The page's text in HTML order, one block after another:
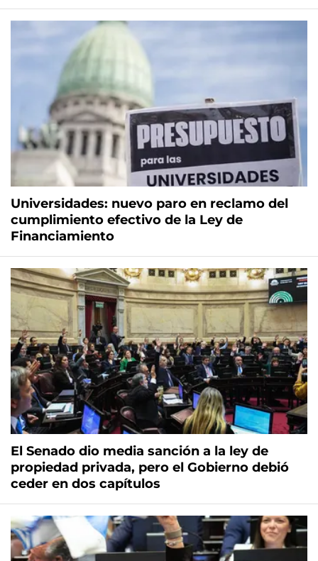
Universidades: nuevo paro en reclamo del
cumplimiento efectivo de la Ley de
Financiamiento
El Senado dio media sanción a la ley de
propiedad privada, pero el Gobierno debió
ceder en dos capítulos